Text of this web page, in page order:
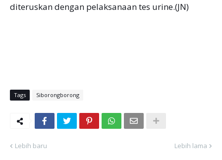
diteruskan dengan pelaksanaan tes urine.(JN)
Tags Siborongborong
Lebih baru Lebih lama